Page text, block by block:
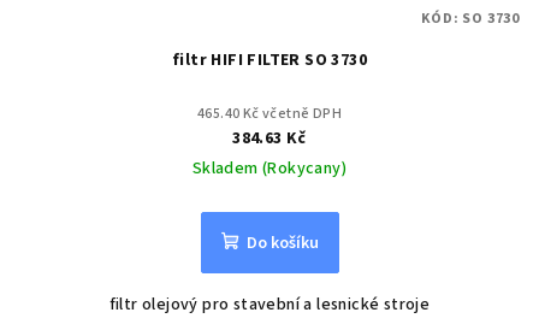
filtr HIFI FILTER SO 3730
465.40 Kč včetně DPH
384.63 Kč
Skladem (Rokycany)
Do košíku
filtr olejový pro stavební a lesnické stroje
KÓD: SO 3730